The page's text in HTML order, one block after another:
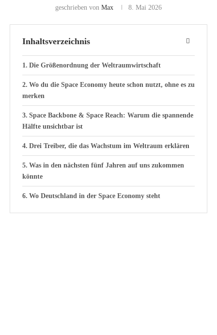
geschrieben von Max 8. Mai 2026
Inhaltsverzeichnis
Die Größenordnung der Weltraumwirtschaft
Wo du die Space Economy heute schon nutzt, ohne es zu
merken
Space Backbone & Space Reach: Warum die spannende
Hälfte unsichtbar ist
Drei Treiber, die das Wachstum im Weltraum erklären
Was in den nächsten fünf Jahren auf uns zukommen
könnte
Wo Deutschland in der Space Economy steht